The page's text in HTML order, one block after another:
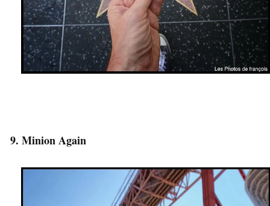
9. Minion Again